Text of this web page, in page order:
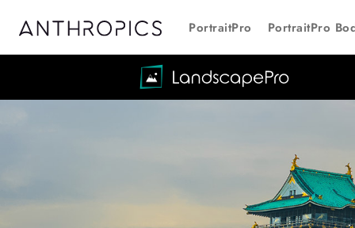
PortraitPro PortraitPro